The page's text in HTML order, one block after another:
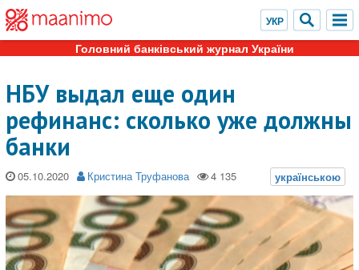
Головний банківський журнал України
НБУ выдал еще один
рефинанс: сколько уже должны
банки
05.10.2020 Кристина Труфанова